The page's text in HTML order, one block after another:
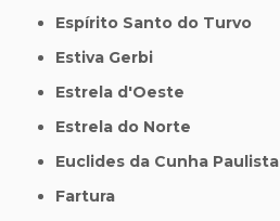
Espírito Santo do Turvo
Estiva Gerbi
Estrela d'Oeste
Estrela do Norte
Euclides da Cunha Paulista
Fartura